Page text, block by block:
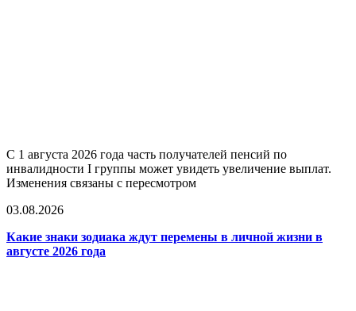
С 1 августа 2026 года часть получателей пенсий по
инвалидности I группы может увидеть увеличение выплат.
Изменения связаны с пересмотром
03.08.2026
Какие знаки зодиака ждут перемены в личной жизни в
августе 2026 года